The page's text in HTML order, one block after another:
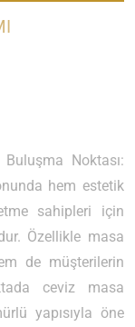
Buluşma Noktası:
hem estetik
sahipleri için
Özellikle masa
de müşterilerin
ceviz masa
yapısıyla öne